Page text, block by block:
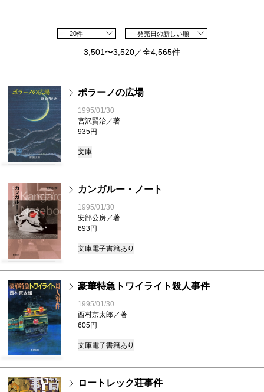
20件 発売日の新しい順
3,501〜3,520／全4,565件
ポラーノの広場
1995/01/30
宮沢賢治／著
935円
文庫
カンガルー・ノート
1995/01/30
安部公房／著
693円
文庫電子書籍あり
豪華特急トワイライト殺人事件
1995/01/30
西村京太郎／著
605円
文庫電子書籍あり
ロートレック荘事件